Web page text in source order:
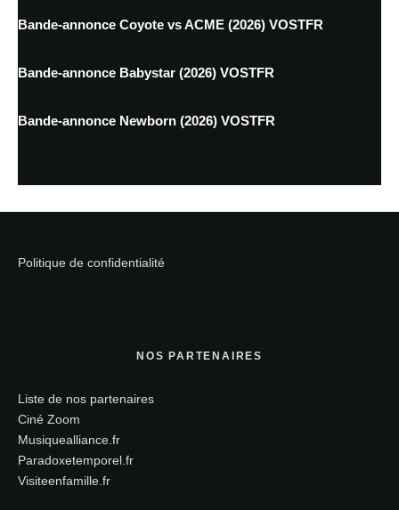
Bande-annonce Coyote vs ACME (2026) VOSTFR
Bande-annonce Babystar (2026) VOSTFR
Bande-annonce Newborn (2026) VOSTFR
Politique de confidentialité
NOS PARTENAIRES
Liste de nos partenaires
Ciné Zoom
Musiquealliance.fr
Paradoxetemporel.fr
Visiteenfamille.fr